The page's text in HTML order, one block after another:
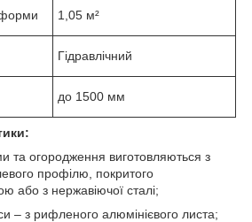
1,05 м²
Гідравлічний
до 1500 мм
та огородження виготовляються з
профілю, покритого
або з нержавіючої сталі;
– з рифленого алюмінієвого листа;